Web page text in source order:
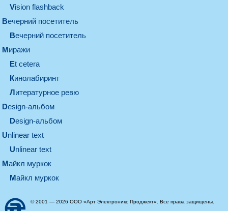
Vision flashback
вечерний посетитель
вечерний посетитель
миражи
et cetera
кинолабиринт
литературное ревю
design-альбом
design-альбом
unlinear text
Unlinear text
майкл муркок
майкл муркок
© 2001 — 2026 ООО «Арт Электроникс Проджект». Все права защищены.